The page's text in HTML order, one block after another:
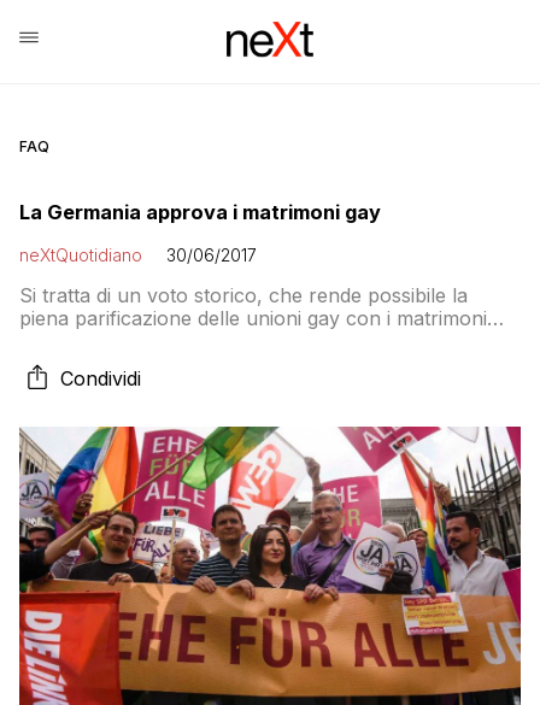
FAQ
La Germania approva i matrimoni gay
neXtQuotidiano 30/06/2017
Si tratta di un voto storico, che rende possibile la
piena parificazione delle unioni gay con i matrimoni
dall’opposizione, nei giorni scorsi Angela Merkel ha
aperto a sorpresa al voto di coscienza
Condividi